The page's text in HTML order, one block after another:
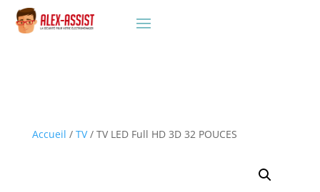
Accueil / TV/ TV LED Full HD 3D 32 POUCES